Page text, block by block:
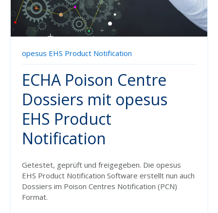
opesus EHS Product Notification
ECHA Poison Centre
Dossiers mit opesus
EHS Product
Notification
Getestet, geprüft und freigegeben. Die opesus
EHS Product Notification Software erstellt nun auch
Dossiers im Poison Centres Notification (PCN)
Format.